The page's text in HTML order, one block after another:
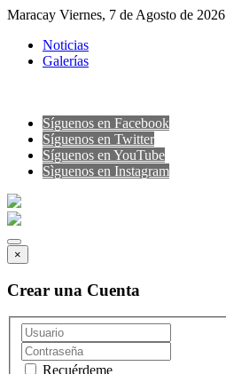
Maracay Viernes, 7 de Agosto de 2026
Noticias
Galerías
Síguenos en Facebook
Síguenos en Twitter
Síguenos en YouTube
Sìguenos en Instagram
×
Crear una Cuenta
Recuérdeme